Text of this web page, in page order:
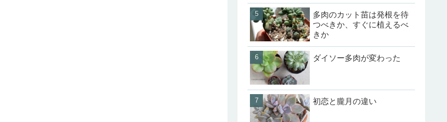
多肉のカット苗は発根を待
つべきか、すぐに植えるべ
きか
ダイソー多肉が変わった
初恋と朧月の違い